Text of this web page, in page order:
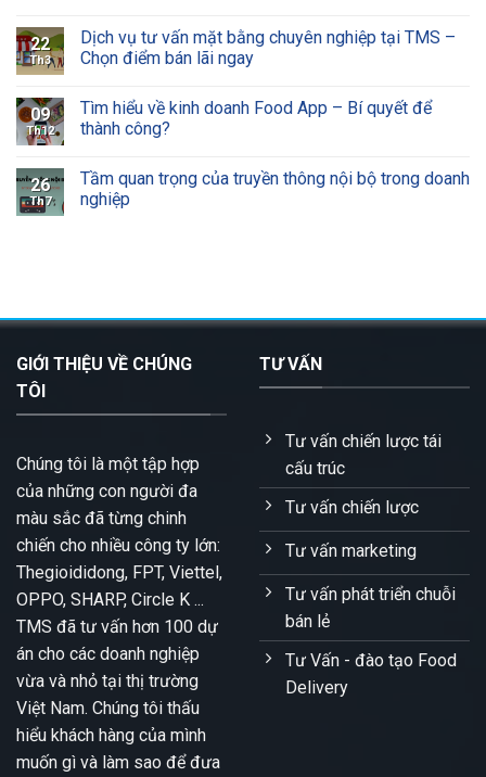
22
Th3
Dịch vụ tư vấn mặt bằng chuyên nghiệp tại TMS –
Chọn điểm bán lãi ngay
09
Th12
Tìm hiểu về kinh doanh Food App – Bí quyết để
thành công?
26
Th7
Tầm quan trọng của truyền thông nội bộ trong doanh
nghiệp
GIỚI THIỆU VỀ CHÚNG
TÔI
Chúng tôi là một tập hợp
của những con người đa
màu sắc đã từng chinh
chiến cho nhiều công ty lớn:
Thegioididong, FPT, Viettel,
OPPO, SHARP, Circle K ...
TMS đã tư vấn hơn 100 dự
án cho các doanh nghiệp
vừa và nhỏ tại thị trường
Việt Nam. Chúng tôi thấu
hiểu khách hàng của mình
muốn gì và làm sao để đưa
TƯ VẤN
Tư vấn chiến lược tái
cấu trúc
Tư vấn chiến lược
Tư vấn marketing
Tư vấn phát triển chuỗi
bán lẻ
Tư Vấn - đào tạo Food
Delivery